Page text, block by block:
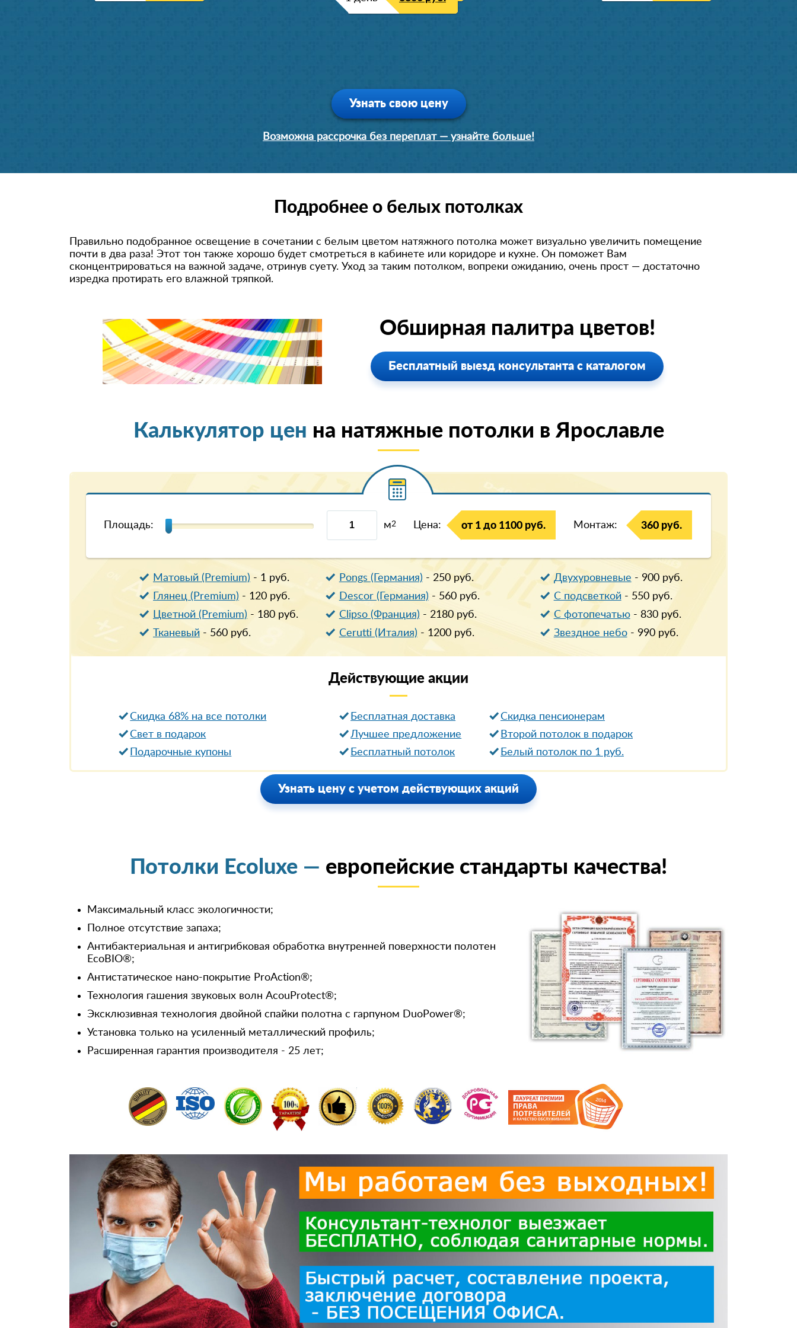
Узнать свою цену
Возможна рассрочка без переплат — узнайте больше!
Подробнее о белых потолках
Правильно подобранное освещение в сочетании с белым цветом натяжного потолка может визуально увеличить помещение
почти в два раза! Этот тон также хорошо будет смотреться в кабинете или коридоре и кухне. Он поможет Вам
сконцентрироваться на важной задаче, отринув суету. Уход за таким потолком, вопреки ожиданию, очень прост — достаточно
изредка протирать его влажной тряпкой.
Обширная палитра цветов!
Бесплатный выезд консультанта с каталогом
Калькулятор цен на натяжные потолки в Ярославле
Площадь: м2 Цена: от 1 до 1100 руб. Монтаж: 360 руб.
Матовый (Premium) - 1руб. Двухуровневые - 900руб.
Pongs (Германия) - 250руб.
Глянец (Premium) - 120руб. С подсветкой- 550руб.
Descor (Германия) - 560руб.
Цветной (Premium) - 180руб. С фотопечатью- 830руб.
Clipso (Франция) - 2180руб.
Тканевый- 560руб. Звездное небо- 990руб.
Cerutti (Италия) - 1200руб.
Действующие акции
Скидка 68% на все потолки Бесплатная доставка
Cкидка пенсионерам
Свет в подарок
Лучшее предложение
Второй потолок в подарок
Подарочные купоны
Бесплатный потолок Белый потолок по 1 руб.
Узнать цену с учетом действующих акций
Потолки Ecoluxe — европейские стандарты качества!
Максимальный класс экологичности;
Полное отсутствие запаха;
Антибактериальная и антигрибковая обработка внутренней поверхности полотен
EcoBIO®;
Антистатическое нано-покрытие ProAction®;
Технология гашения звуковых волн AcouProtect®;
Эксклюзивная технология двойной спайки полотна с гарпуном DuoPower®;
Установка только на усиленный металлический профиль;
Расширенная гарантия производителя - 25 лет;